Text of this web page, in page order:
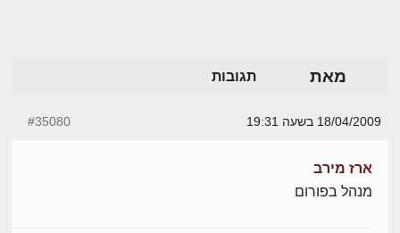
מאת תגובות
18/04/2009 בשעה 19:31 #35080
ארז מירב
מנהל בפורום